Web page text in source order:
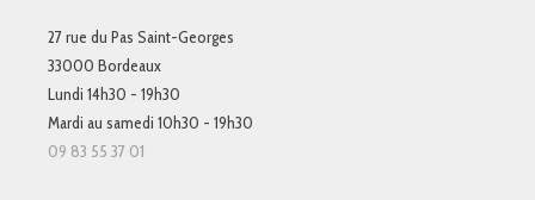
27 rue du Pas Saint-Georges
33000 Bordeaux
Lundi 14h30 - 19h30
Mardi au samedi 10h30 - 19h30
09 83 55 37 01